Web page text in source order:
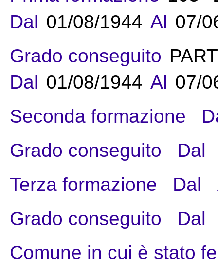
Dal 01/08/1944 Al 07/
Grado conseguito
Dal 01/08/1944 Al 07/
Seconda formazione
Grado conseguito
Dal
Terza formazione
Dal
Grado conseguito
Dal
Comune in cui è stato